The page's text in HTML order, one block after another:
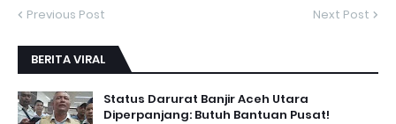
Previous Post Next Post
BERITA VIRAL
Status Darurat Banjir Aceh Utara
Diperpanjang: Butuh Bantuan Pusat!